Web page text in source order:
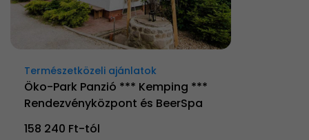
Természetközeli ajánlatok
Öko-Park Panzió *** Kemping ***
Rendezvényközpont és BeerSpa
158 240 Ft-tól